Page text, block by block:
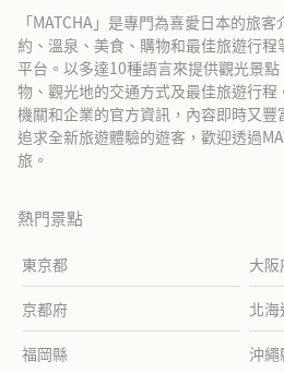
「MATCHA」是專門為喜愛日本的旅
約、溫泉、美食、購物和最佳旅遊行
平台。以多達10種語言來提供觀光景
物、觀光地的交通方式及最佳旅遊行
機關和企業的官方資訊，內容即時又豐
追求全新旅遊體驗的遊客，歡迎透過
旅。
熱門景點
東京都 大阪
京都府 北海
福岡縣 沖繩